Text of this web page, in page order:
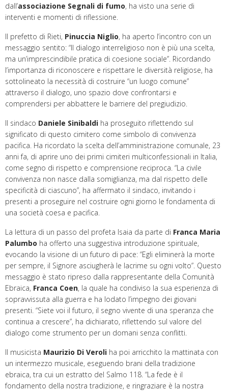
dall’associazione Segnali di fumo, ha visto una serie di
interventi e momenti di riflessione.
Il prefetto di Rieti, Pinuccia Niglio, ha aperto l’incontro con un
messaggio sentito: “Il dialogo interreligioso non è più una scelta,
ma un’imprescindibile pratica di coesione sociale”. Ricordando
l’importanza di riconoscere e rispettare le diversità religiose, ha
sottolineato la necessità di costruire “un luogo comune”
attraverso il dialogo, uno spazio dove confrontarsi e
comprendersi per abbattere le barriere del pregiudizio.
Il sindaco Daniele Sinibaldi ha proseguito riflettendo sul
significato di questo cimitero come simbolo di convivenza
pacifica. Ha ricordato la scelta dell’amministrazione comunale, 23
anni fa, di aprire uno dei primi cimiteri multiconfessionali in Italia,
come segno di rispetto e comprensione reciproca. “La civile
convivenza non nasce dalla somiglianza, ma dal rispetto delle
specificità di ciascuno”, ha affermato il sindaco, invitando i
presenti a proseguire nel costruire ogni giorno le fondamenta di
una società coesa e pacifica.
La lettura di un passo del profeta Isaia da parte di Franca Maria
Palumbo ha offerto una suggestiva introduzione spirituale,
evocando la visione di un futuro di pace: “Egli eliminerà la morte
per sempre, il Signore asciugherà le lacrime su ogni volto”. Questo
messaggio è stato ripreso dalla rappresentante della Comunità
Ebraica, Franca Coen, la quale ha condiviso la sua esperienza di
sopravvissuta alla guerra e ha lodato l’impegno dei giovani
presenti. “Siete voi il futuro, il segno vivente di una speranza che
continua a crescere”, ha dichiarato, riflettendo sul valore del
dialogo come strumento per un domani senza conflitti.
Il musicista Maurizio Di Veroli ha poi arricchito la mattinata con
un intermezzo musicale, eseguendo brani della tradizione
ebraica, tra cui un estratto del Salmo 118. “La fede è il
fondamento della nostra tradizione, e ringraziare è la nostra